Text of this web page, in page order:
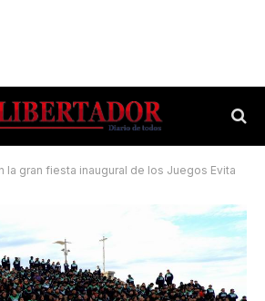
la gran fiesta inaugural de los Juegos Evita